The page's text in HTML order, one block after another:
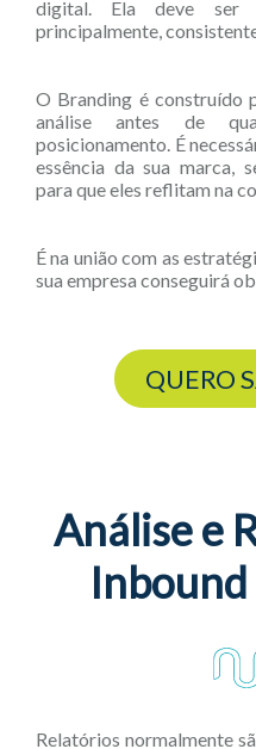
digital. Ela deve ser
principalmente,
O Branding é construído
análise antes de
posicionamento. É
essência da sua marca,
para que eles reflitam na
É na união com as
sua empresa conseguirá
QUERO
Análise e
Relatórios normalmente